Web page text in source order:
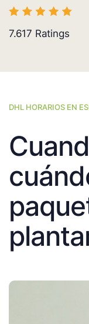
7.617 Ratings
DHL HORARIOS EN